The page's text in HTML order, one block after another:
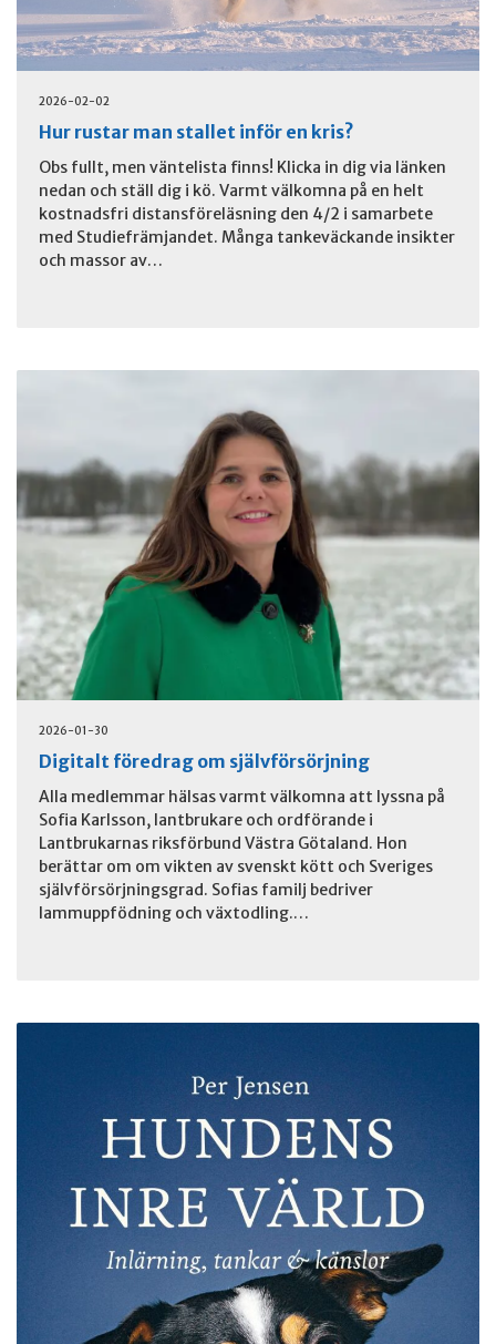
2026-02-02
Hur rustar man stallet inför en kris?
Obs fullt, men väntelista finns! Klicka in dig via länken
nedan och ställ dig i kö. Varmt välkomna på en helt
kostnadsfri distansföreläsning den 4/2 i samarbete
med Studiefrämjandet. Många tankeväckande insikter
och massor av…
2026-01-30
Digitalt föredrag om självförsörjning
Alla medlemmar hälsas varmt välkomna att lyssna på
Sofia Karlsson, lantbrukare och ordförande i
Lantbrukarnas riksförbund Västra Götaland. Hon
berättar om om vikten av svenskt kött och Sveriges
självförsörjningsgrad. Sofias familj bedriver
lammuppfödning och växtodling.…